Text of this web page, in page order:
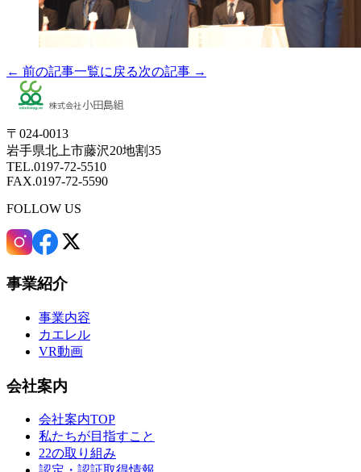
← 前の記事一覧に戻る次の記事 →
〒024-0013
岩手県北上市藤沢20地割35
TEL.0197-72-5510
FAX.0197-72-5590
FOLLOW US
事業紹介
事業内容
カエレル
VR動画
会社案内
会社案内TOP
私たちが目指すこと
22の取り組み